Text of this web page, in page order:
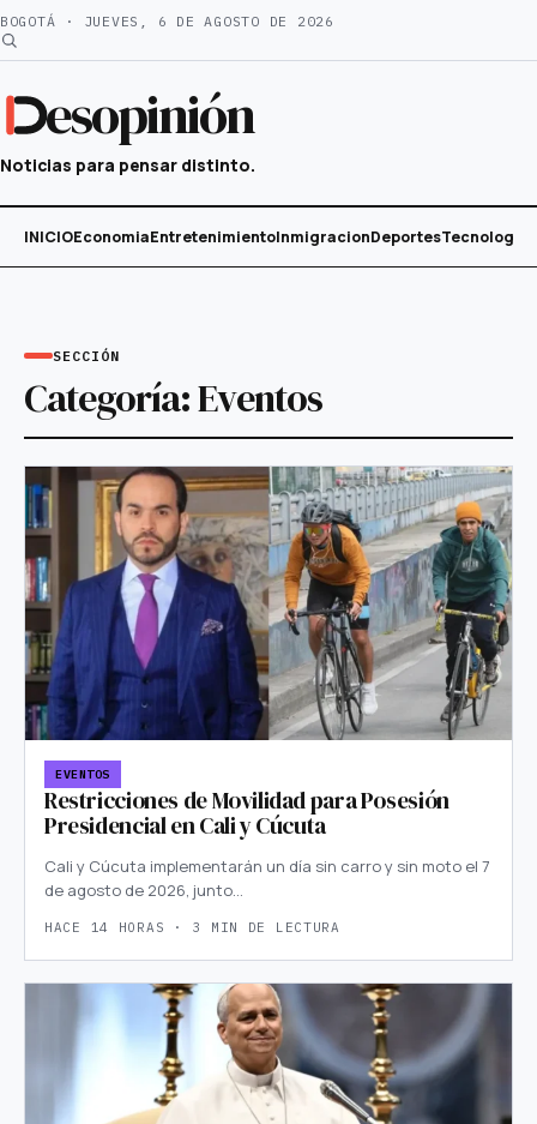
Saltar
al
BOGOTÁ · JUEVES, 6 DE AGOSTO DE 2026
esopinión
Noticias para pensar distinto.
INICIOEconomiaEntretenimientoInmigracionDeportesTecnología
SECCIÓN
Categoría:Eventos
EVENTOS
Restricciones de Movilidad para Posesión
Presidencial en Cali y Cúcuta
Cali y Cúcuta implementarán un día sin carro y sin moto el 7
de agosto de 2026, junto…
HACE 14 HORAS · 3 MIN DE LECTURA